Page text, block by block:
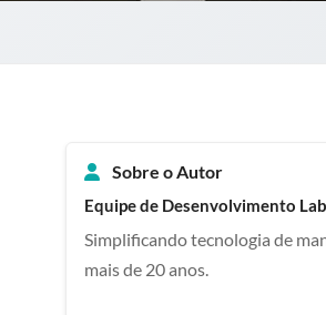
Sobre o Autor
Equipe de Desenvolvimento
Simplificando tecnologia de
mais de 20 anos.